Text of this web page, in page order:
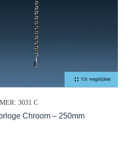
Uit vergelijken
3031 C
Chroom – 250mm